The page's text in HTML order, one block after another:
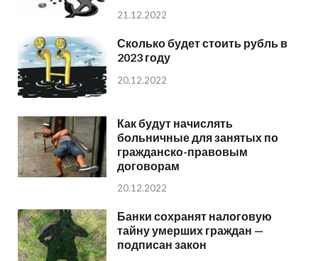
21.12.2022
Сколько будет стоить рубль в
2023 году
20.12.2022
Как будут начислять
больничные для занятых по
гражданско-правовым
договорам
20.12.2022
Банки сохранят налоговую
тайну умерших граждан —
подписан закон